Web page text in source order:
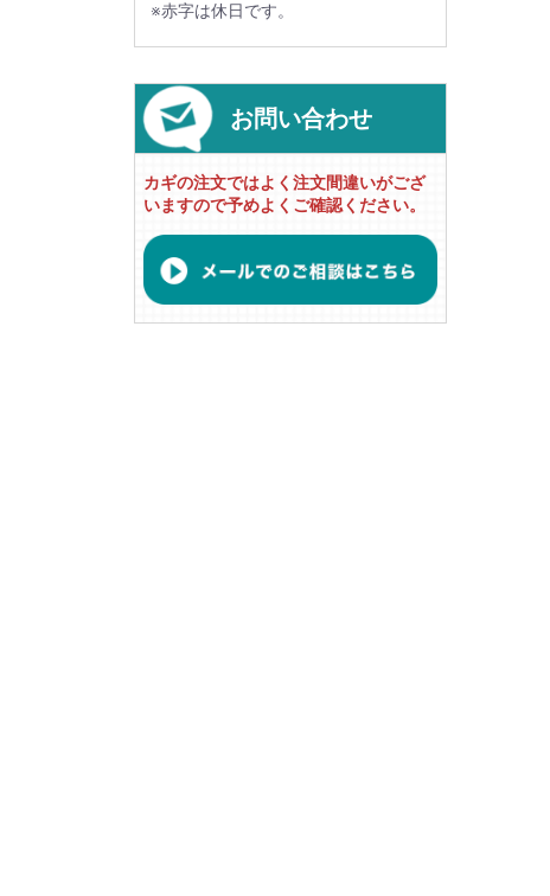
※赤字は休日です。
お問い合わせ
カギの注文ではよく注文間違いがござ
いますので予めよくご確認ください。